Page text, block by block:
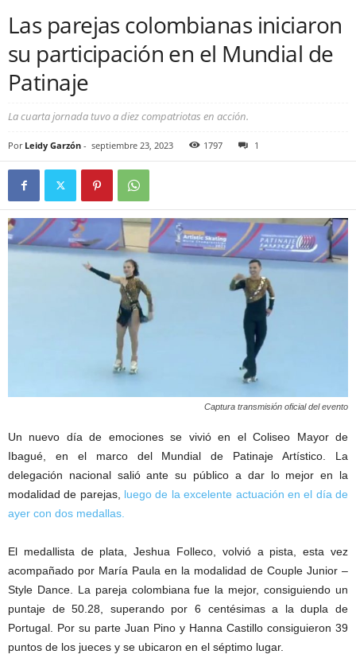
Las parejas colombianas iniciaron
su participación en el Mundial de
Patinaje
La cuarta jornada tuvo a diez compatriotas en acción.
Por Leidy Garzón - septiembre 23, 2023 1797 1
Captura transmisión oficial del evento
Un nuevo día de emociones se vivió en el Coliseo Mayor de
Ibagué, en el marco del Mundial de Patinaje Artístico. La
delegación nacional salió ante su público a dar lo mejor en la
modalidad de parejas, luego de la excelente actuación en el día de
ayer con dos medallas.
El medallista de plata, Jeshua Folleco, volvió a pista, esta vez
acompañado por María Paula en la modalidad de Couple Junior –
Style Dance. La pareja colombiana fue la mejor, consiguiendo un
puntaje de 50.28, superando por 6 centésimas a la dupla de
Portugal. Por su parte Juan Pino y Hanna Castillo consiguieron 39
puntos de los jueces y se ubicaron en el séptimo lugar.